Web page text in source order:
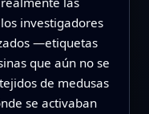
investigadores
—etiquetas
que aún no se
de medusas
se activaban